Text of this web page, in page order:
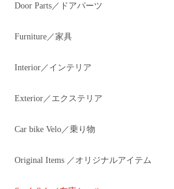
Door Parts／ドアパーツ
Furniture／家具
Interior／インテリア
Exterior／エクステリア
Car bike Velo／乗り物
Original Items ／オリジナルアイテム